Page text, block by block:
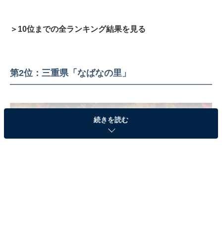
＞10位までの全ランキング結果を見る
第2位：三重県「なばなの里」
続きを読む